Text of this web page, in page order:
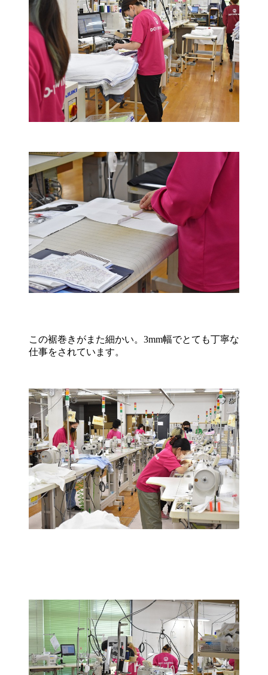
この裾巻きがまた細かい。3mm幅でとても丁寧な
仕事をされています。